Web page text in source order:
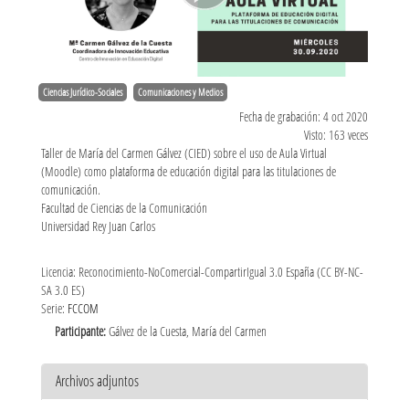
Ciencias Jurídico-Sociales Comunicaciones y Medios
Fecha de grabación: 4 oct 2020
Visto: 163 veces
Taller de María del Carmen Gálvez (CIED) sobre el uso de Aula Virtual
(Moodle) como plataforma de educación digital para las titulaciones de
comunicación.
Facultad de Ciencias de la Comunicación
Universidad Rey Juan Carlos
Licencia: Reconocimiento-NoComercial-CompartirIgual 3.0 España (CC BY-NC-
SA 3.0 ES)
Serie: FCCOM
Participante:Gálvez de la Cuesta, María del Carmen
Archivos adjuntos